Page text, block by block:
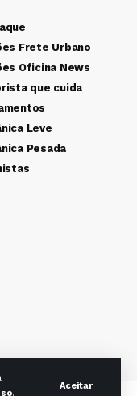
.
Aceitar
Frete Urbano
Oficina News
que cuida
Leve
Pesada